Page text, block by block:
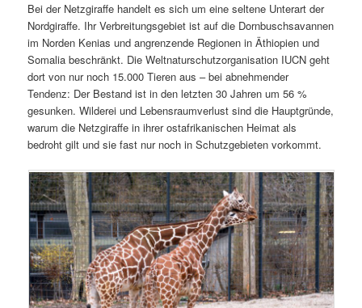
Bei der Netzgiraffe handelt es sich um eine seltene Unterart der
Nordgiraffe. Ihr Verbreitungsgebiet ist auf die Dornbuschsavannen
im Norden Kenias und angrenzende Regionen in Äthiopien und
Somalia beschränkt. Die Weltnaturschutzorganisation IUCN geht
dort von nur noch 15.000 Tieren aus – bei abnehmender
Tendenz: Der Bestand ist in den letzten 30 Jahren um 56 %
gesunken. Wilderei und Lebensraumverlust sind die Hauptgründe,
warum die Netzgiraffe in ihrer ostafrikanischen Heimat als
bedroht gilt und sie fast nur noch in Schutzgebieten vorkommt.